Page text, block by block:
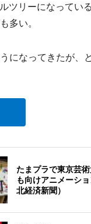
ツリーになってい
多い。
になってきたが、
たまプラで東京芸
も向けアニメーシ
北経済新聞）